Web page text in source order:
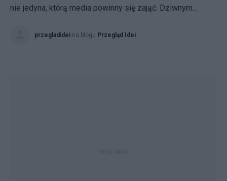
nie jedyna, którą media powinny się zająć. Dziwnym...
przegladidei na blogu Przegląd Idei